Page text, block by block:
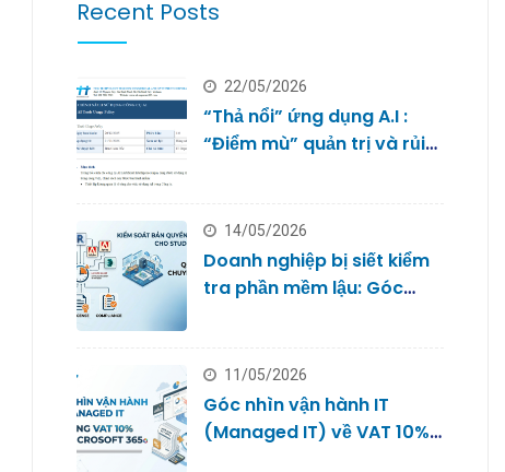
Recent Posts
22/05/2026
“Thả nổi” ứng dụng A.I :
“Điểm mù” quản trị và rủi
14/05/2026
Doanh nghiệp bị siết kiểm
tra phần mềm lậu: Góc
11/05/2026
Góc nhìn vận hành IT
(Managed IT) về VAT 10%